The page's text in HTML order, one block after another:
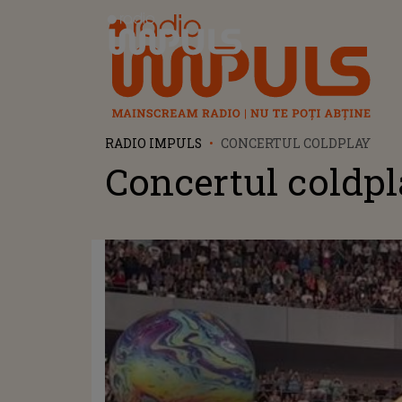
Radio Impuls
RADIO IMPULS CONCERTUL COLDPLAY
Concertul